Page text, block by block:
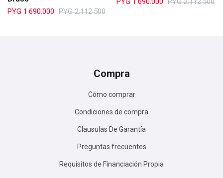
PYG 1.690.000 PYG 2.112.500
Compra
Cómo comprar
Condiciones de compra
Clausulas De Garantía
Preguntas frecuentes
Requisitos de Financiación Propia